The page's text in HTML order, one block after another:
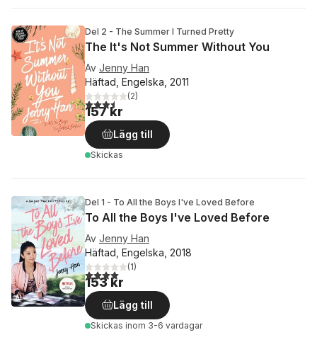
Del 2 - The Summer I Turned Pretty
The It's Not Summer Without You
Av Jenny Han
Häftad, Engelska, 2011
3,5utav 5 stjärnor. Totalt antal röster:
(2)
157 kr
Lägg till
Skickas
Del 1 - To All the Boys I've Loved Before
To All the Boys I've Loved Before
Av Jenny Han
Häftad, Engelska, 2018
4,0utav 5 stjärnor. Totalt antal röster:
(1)
153 kr
Lägg till
Skickas inom 3-6 vardagar